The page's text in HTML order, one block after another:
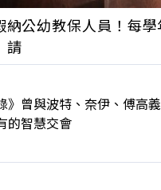
納公幼教保人員！每
請
》曾與波特、奈伊、傅高義
的智慧交會